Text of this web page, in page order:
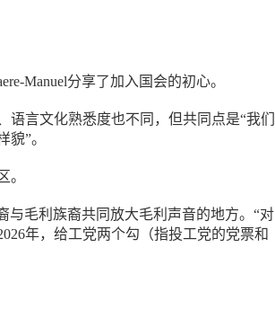
Manuel分享了加入国会的初心。
言文化熟悉度也不同，但共同点是“我们
”。
。
与毛利族裔共同放大毛利声音的地方。“对
年，给工党两个勾（指投工党的党票和